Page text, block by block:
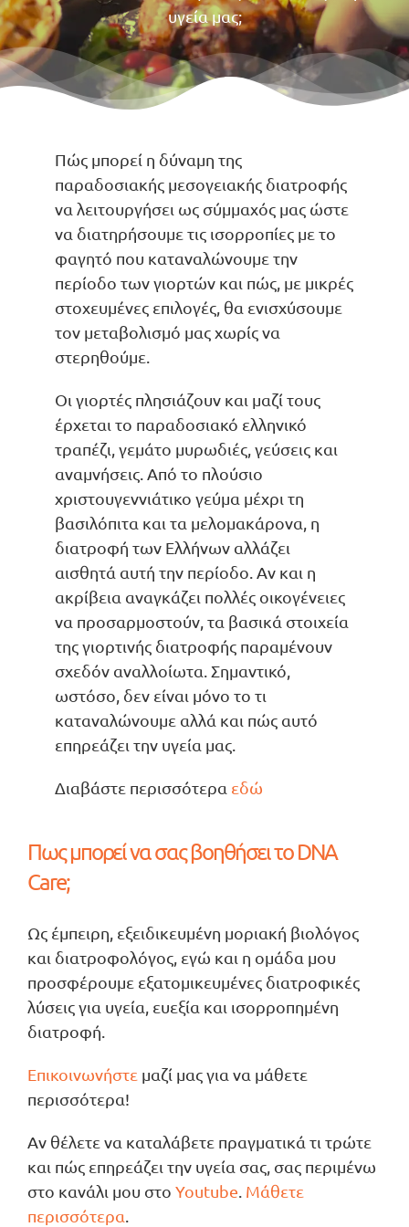
υγεία μας;
Πώς μπορεί η δύναμη της
παραδοσιακής μεσογειακής διατροφής
να λειτουργήσει ως σύμμαχός μας ώστε
να διατηρήσουμε τις ισορροπίες με το
φαγητό που καταναλώνουμε την
περίοδο των γιορτών και πώς, με μικρές
στοχευμένες επιλογές, θα ενισχύσουμε
τον μεταβολισμό μας χωρίς να
στερηθούμε.
Οι γιορτές πλησιάζουν και μαζί τους
έρχεται το παραδοσιακό ελληνικό
τραπέζι, γεμάτο μυρωδιές, γεύσεις και
αναμνήσεις. Από το πλούσιο
χριστουγεννιάτικο γεύμα μέχρι τη
βασιλόπιτα και τα μελομακάρονα, η
διατροφή των Ελλήνων αλλάζει
αισθητά αυτή την περίοδο. Αν και η
ακρίβεια αναγκάζει πολλές οικογένειες
να προσαρμοστούν, τα βασικά στοιχεία
της γιορτινής διατροφής παραμένουν
σχεδόν αναλλοίωτα. Σημαντικό,
ωστόσο, δεν είναι μόνο το τι
καταναλώνουμε αλλά και πώς αυτό
επηρεάζει την υγεία μας.
Διαβάστε περισσότερα εδώ
Πως μπορεί να σας βοηθήσει το DNA
Care;
Ως έμπειρη, εξειδικευμένη μοριακή βιολόγος
και διατροφολόγος, εγώ και η ομάδα μου
προσφέρουμε εξατομικευμένες διατροφικές
λύσεις για υγεία, ευεξία και ισορροπημένη
διατροφή.
Επικοινωνήστεμαζί μας για να μάθετε
περισσότερα!
Αν θέλετε να καταλάβετε πραγματικά τι τρώτε
και πώς επηρεάζει την υγεία σας, σας περιμένω
στο κανάλι μου στο Youtube. Μάθετε
περισσότερα.